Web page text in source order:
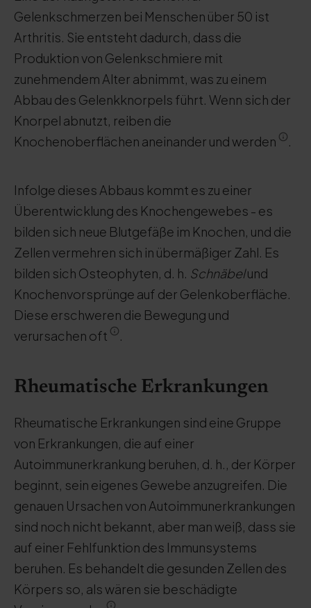
Gelenkschmerzen bei Menschen über 50 ist
Arthritis. Sie entsteht dadurch, dass die
Produktion von Gelenkschmiere mit
zunehmendem Alter abnimmt, was zu einem
Abbau des Gelenkknorpels führt. Wenn sich der
Knorpel abnutzt, reiben die
Knochenoberflächen aneinander und werden
.
Infolge dieses Abbaus kommt es zu einer
Überentwicklung des Knochengewebes - es
bilden sich neue Blutgefäße im Knochen, und die
Zellen vermehren sich in übermäßiger Zahl. Es
bilden sich Osteophyten, d. h. Schnäbelund
Knochenvorsprünge auf der Gelenkoberfläche.
Diese erschweren die Bewegung und
verursachen oft
.
Rheumatische Erkrankungen
Rheumatische Erkrankungen sind eine Gruppe
von Erkrankungen, die auf einer
Autoimmunerkrankung beruhen, d. h., der Körper
beginnt, sein eigenes Gewebe anzugreifen. Die
genauen Ursachen von Autoimmunerkrankungen
sind noch nicht bekannt, aber man weiß, dass sie
auf einer Fehlfunktion des Immunsystems
beruhen. Es behandelt die gesunden Zellen des
Körpers so, als wären sie beschädigte